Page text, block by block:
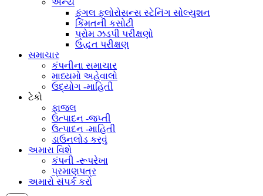
અન્ય
ફંગલ ફ્લોરોસન્સ સ્ટેનિંગ સોલ્યુશન
કિંમતની કસોટી
પ્રોમ ઝડપી પરીક્ષણો
ઉદ્ધત પરીક્ષણ
સમાચાર
કંપનીના સમાચાર
માધ્યમો અહેવાલો
ઉદ્યોગ -માહિતી
ટેકો
ફાજલ
ઉત્પાદન -જપ્તી
ઉત્પાદન -માહિતી
ડાઉનલોડ કરવું
અમારા વિશે
કંપની -રૂપરેખા
પ્રમાણપત્ર
અમારો સંપર્ક કરો